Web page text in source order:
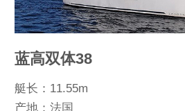
蓝高双体38
艇长：11.55m
产地：法国